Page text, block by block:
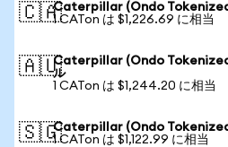
🇨🇦Caterpillar (Ondo
1 CATon は $1,226.69 に相当
🇦🇺Caterpillar (Ondo
ル
1 CATon は $1,244.20 に相当
🇸🇬Caterpillar (Ondo
1 CATon は $1,122.99 に相当